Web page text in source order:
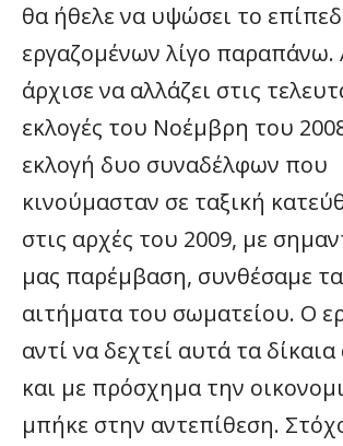
θα ήθελε να υψώσει τo
εργαζομένων λίγο παραπάνω.
άρχισε να αλλάζει στις
εκλογές του Νοέμβρη του
εκλογή δυο συναδέλφων που
κινούμασταν σε ταξική
στις αρχές του 2009, με
μας παρέμβαση, συνθέσαμε
αιτήματα του σωματείου. Ο
αντί να δεχτεί αυτά τα
και με πρόσχημα την
μπήκε στην αντεπίθεση.